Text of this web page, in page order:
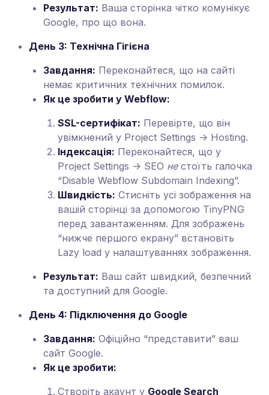
Результат: Ваша сторінка чітко комунікує
Google, про що вона.
День 3: Технічна Гігієна
Завдання: Переконайтеся, що на сайті
немає критичних технічних помилок.
Як це зробити у Webflow:
SSL-сертифікат: Перевірте, що він
увімкнений у Project Settings -> Hosting.
Індексація: Переконайтеся, що у
Project Settings -> SEO нестоїть галочка
“Disable Webflow Subdomain Indexing”.
Швидкість: Стисніть усі зображення на
вашій сторінці за допомогою TinyPNG
перед завантаженням. Для зображень
“нижче першого екрану” встановіть
Lazy load у налаштуваннях зображення.
Результат: Ваш сайт швидкий, безпечний
та доступний для Google.
День 4: Підключення до Google
Завдання: Офіційно “представити” ваш
сайт Google.
Як це зробити:
Створіть акаунт у Google Search